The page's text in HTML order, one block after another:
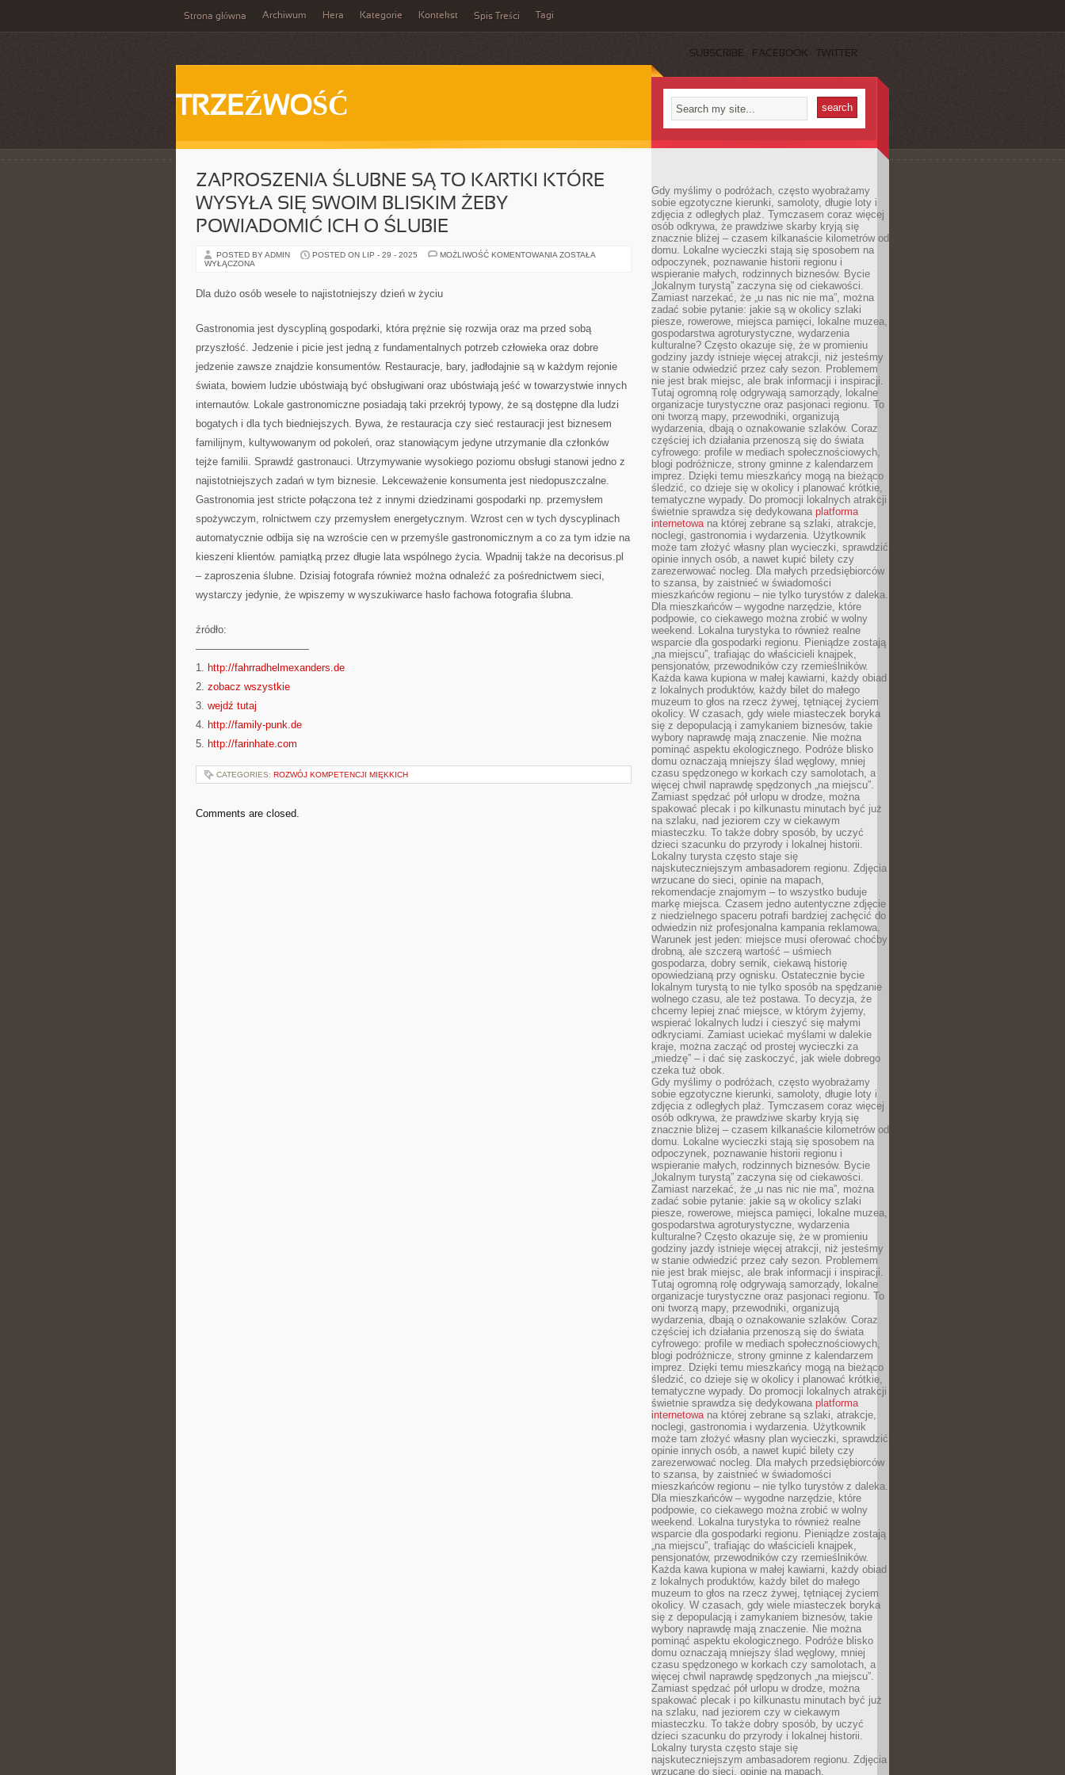
Strona główna Archiwum Hera Kategorie Kontekst Spis Treści Tagi
SUBSCRIBE FACEBOOK TWITTER
TRZEŹWOŚĆ
ZAPROSZENIA ŚLUBNE SĄ TO KARTKI KTÓRE
WYSYŁA SIĘ SWOIM BLISKIM ŻEBY
POWIADOMIĆ ICH O ŚLUBIE
POSTED BY ADMIN POSTED ON LIP - 29 - 2025 MOŻLIWOŚĆ KOMENTOWANIA ZAPROSZENIA
SWOIM
BLISKIM
POWIADOMIĆ
O
ZOSTAŁA
WYŁĄCZONA
Dla dużo osób wesele to najistotniejszy dzień w życiu
Gastronomia jest dyscypliną gospodarki, która prężnie się rozwija oraz ma przed sobą
przyszłość. Jedzenie i picie jest jedną z fundamentalnych potrzeb człowieka oraz dobre
jedzenie zawsze znajdzie konsumentów. Restauracje, bary, jadłodajnie są w każdym rejonie
świata, bowiem ludzie ubóstwiają być obsługiwani oraz ubóstwiają jeść w towarzystwie innych
internautów. Lokale gastronomiczne posiadają taki przekrój typowy, że są dostępne dla ludzi
bogatych i dla tych biedniejszych. Bywa, że restauracja czy sieć restauracji jest biznesem
familijnym, kultywowanym od pokoleń, oraz stanowiącym jedyne utrzymanie dla członków
tejże familii. Sprawdź gastronauci. Utrzymywanie wysokiego poziomu obsługi stanowi jedno z
najistotniejszych zadań w tym biznesie. Lekceważenie konsumenta jest niedopuszczalne.
Gastronomia jest stricte połączona też z innymi dziedzinami gospodarki np. przemysłem
spożywczym, rolnictwem czy przemysłem energetycznym. Wzrost cen w tych dyscyplinach
automatycznie odbija się na wzroście cen w przemyśle gastronomicznym a co za tym idzie na
kieszeni klientów. pamiątką przez długie lata wspólnego życia. Wpadnij także na decorisus.pl
– zaproszenia ślubne. Dzisiaj fotografa również można odnaleźć za pośrednictwem sieci,
wystarczy jedynie, że wpiszemy w wyszukiwarce hasło fachowa fotografia ślubna.
źródło:
———————————
1. http://fahrradhelmexanders.de
2. zobacz wszystkie
3. wejdź tutaj
4. http://family-punk.de
5. http://farinhate.com
CATEGORIES: ROZWÓJ KOMPETENCJI MIĘKKICH
Comments are closed.
Gdy myślimy o podróżach, często wyobrażamy
sobie egzotyczne kierunki, samoloty, długie loty i
zdjęcia z odległych plaż. Tymczasem coraz więcej
osób odkrywa, że prawdziwe skarby kryją się
znacznie bliżej – czasem kilkanaście kilometrów od
domu. Lokalne wycieczki stają się sposobem na
odpoczynek, poznawanie historii regionu i
wspieranie małych, rodzinnych biznesów. Bycie
„lokalnym turystą” zaczyna się od ciekawości.
Zamiast narzekać, że „u nas nic nie ma”, można
zadać sobie pytanie: jakie są w okolicy szlaki
piesze, rowerowe, miejsca pamięci, lokalne muzea,
gospodarstwa agroturystyczne, wydarzenia
kulturalne? Często okazuje się, że w promieniu
godziny jazdy istnieje więcej atrakcji, niż jesteśmy
w stanie odwiedzić przez cały sezon. Problemem
nie jest brak miejsc, ale brak informacji i inspiracji.
Tutaj ogromną rolę odgrywają samorządy, lokalne
organizacje turystyczne oraz pasjonaci regionu. To
oni tworzą mapy, przewodniki, organizują
wydarzenia, dbają o oznakowanie szlaków. Coraz
częściej ich działania przenoszą się do świata
cyfrowego: profile w mediach społecznościowych,
blogi podróżnicze, strony gminne z kalendarzem
imprez. Dzięki temu mieszkańcy mogą na bieżąco
śledzić, co dzieje się w okolicy i planować krótkie,
tematyczne wypady. Do promocji lokalnych atrakcji
świetnie sprawdza się dedykowana platforma
internetowana której zebrane są szlaki, atrakcje,
noclegi, gastronomia i wydarzenia. Użytkownik
może tam złożyć własny plan wycieczki, sprawdzić
opinie innych osób, a nawet kupić bilety czy
zarezerwować nocleg. Dla małych przedsiębiorców
to szansa, by zaistnieć w świadomości
mieszkańców regionu – nie tylko turystów z daleka.
Dla mieszkańców – wygodne narzędzie, które
podpowie, co ciekawego można zrobić w wolny
weekend. Lokalna turystyka to również realne
wsparcie dla gospodarki regionu. Pieniądze zostają
„na miejscu”, trafiając do właścicieli knajpek,
pensjonatów, przewodników czy rzemieślników.
Każda kawa kupiona w małej kawiarni, każdy obiad
z lokalnych produktów, każdy bilet do małego
muzeum to głos na rzecz żywej, tętniącej życiem
okolicy. W czasach, gdy wiele miasteczek boryka
się z depopulacją i zamykaniem biznesów, takie
wybory naprawdę mają znaczenie. Nie można
pominąć aspektu ekologicznego. Podróże blisko
domu oznaczają mniejszy ślad węglowy, mniej
czasu spędzonego w korkach czy samolotach, a
więcej chwil naprawdę spędzonych „na miejscu”.
Zamiast spędzać pół urlopu w drodze, można
spakować plecak i po kilkunastu minutach być już
na szlaku, nad jeziorem czy w ciekawym
miasteczku. To także dobry sposób, by uczyć
dzieci szacunku do przyrody i lokalnej historii.
Lokalny turysta często staje się
najskuteczniejszym ambasadorem regionu. Zdjęcia
wrzucane do sieci, opinie na mapach,
rekomendacje znajomym – to wszystko buduje
markę miejsca. Czasem jedno autentyczne zdjęcie
z niedzielnego spaceru potrafi bardziej zachęcić do
odwiedzin niż profesjonalna kampania reklamowa.
Warunek jest jeden: miejsce musi oferować choćby
drobną, ale szczerą wartość – uśmiech
gospodarza, dobry sernik, ciekawą historię
opowiedzianą przy ognisku. Ostatecznie bycie
lokalnym turystą to nie tylko sposób na spędzanie
wolnego czasu, ale też postawa. To decyzja, że
chcemy lepiej znać miejsce, w którym żyjemy,
wspierać lokalnych ludzi i cieszyć się małymi
odkryciami. Zamiast uciekać myślami w dalekie
kraje, można zacząć od prostej wycieczki za
„miedzę” – i dać się zaskoczyć, jak wiele dobrego
czeka tuż obok.
Gdy myślimy o podróżach, często wyobrażamy
sobie egzotyczne kierunki, samoloty, długie loty i
zdjęcia z odległych plaż. Tymczasem coraz więcej
osób odkrywa, że prawdziwe skarby kryją się
znacznie bliżej – czasem kilkanaście kilometrów od
domu. Lokalne wycieczki stają się sposobem na
odpoczynek, poznawanie historii regionu i
wspieranie małych, rodzinnych biznesów. Bycie
„lokalnym turystą” zaczyna się od ciekawości.
Zamiast narzekać, że „u nas nic nie ma”, można
zadać sobie pytanie: jakie są w okolicy szlaki
piesze, rowerowe, miejsca pamięci, lokalne muzea,
gospodarstwa agroturystyczne, wydarzenia
kulturalne? Często okazuje się, że w promieniu
godziny jazdy istnieje więcej atrakcji, niż jesteśmy
w stanie odwiedzić przez cały sezon. Problemem
nie jest brak miejsc, ale brak informacji i inspiracji.
Tutaj ogromną rolę odgrywają samorządy, lokalne
organizacje turystyczne oraz pasjonaci regionu. To
oni tworzą mapy, przewodniki, organizują
wydarzenia, dbają o oznakowanie szlaków. Coraz
częściej ich działania przenoszą się do świata
cyfrowego: profile w mediach społecznościowych,
blogi podróżnicze, strony gminne z kalendarzem
imprez. Dzięki temu mieszkańcy mogą na bieżąco
śledzić, co dzieje się w okolicy i planować krótkie,
tematyczne wypady. Do promocji lokalnych atrakcji
świetnie sprawdza się dedykowana platforma
internetowana której zebrane są szlaki, atrakcje,
noclegi, gastronomia i wydarzenia. Użytkownik
może tam złożyć własny plan wycieczki, sprawdzić
opinie innych osób, a nawet kupić bilety czy
zarezerwować nocleg. Dla małych przedsiębiorców
to szansa, by zaistnieć w świadomości
mieszkańców regionu – nie tylko turystów z daleka.
Dla mieszkańców – wygodne narzędzie, które
podpowie, co ciekawego można zrobić w wolny
weekend. Lokalna turystyka to również realne
wsparcie dla gospodarki regionu. Pieniądze zostają
„na miejscu”, trafiając do właścicieli knajpek,
pensjonatów, przewodników czy rzemieślników.
Każda kawa kupiona w małej kawiarni, każdy obiad
z lokalnych produktów, każdy bilet do małego
muzeum to głos na rzecz żywej, tętniącej życiem
okolicy. W czasach, gdy wiele miasteczek boryka
się z depopulacją i zamykaniem biznesów, takie
wybory naprawdę mają znaczenie. Nie można
pominąć aspektu ekologicznego. Podróże blisko
domu oznaczają mniejszy ślad węglowy, mniej
czasu spędzonego w korkach czy samolotach, a
więcej chwil naprawdę spędzonych „na miejscu”.
Zamiast spędzać pół urlopu w drodze, można
spakować plecak i po kilkunastu minutach być już
na szlaku, nad jeziorem czy w ciekawym
miasteczku. To także dobry sposób, by uczyć
dzieci szacunku do przyrody i lokalnej historii.
Lokalny turysta często staje się
najskuteczniejszym ambasadorem regionu. Zdjęcia
wrzucane do sieci, opinie na mapach,